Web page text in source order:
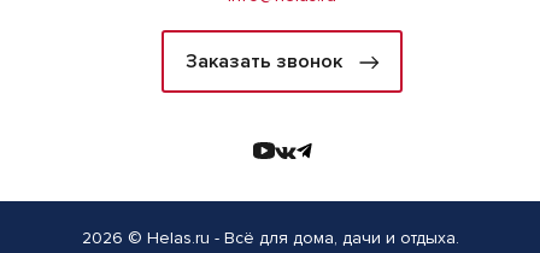
Заказать звонок
2026 © Helas.ru - Всё для дома, дачи и отдыха.